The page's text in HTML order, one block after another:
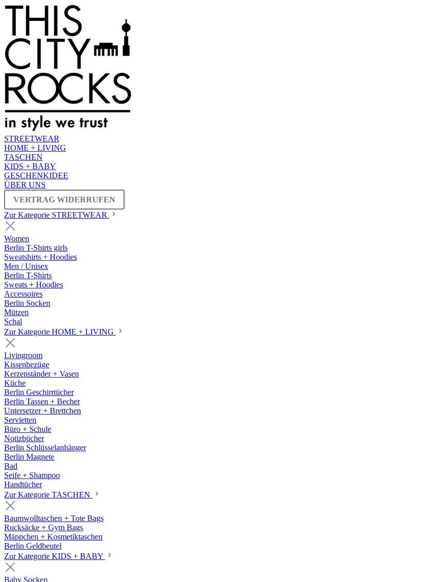
STREETWEAR
HOME + LIVING
TASCHEN
KIDS + BABY
GESCHENKIDEE
ÜBER UNS
VERTRAG WIDERRUFEN
Zur Kategorie STREETWEAR
Women
Berlin T-Shirts girls
Sweatshirts + Hoodies
Men / Unisex
Berlin T-Shirts
Sweats + Hoodies
Accessoires
Berlin Socken
Mützen
Schal
Zur Kategorie HOME + LIVING
Livingroom
Kissenbezüge
Kerzenständer + Vasen
Küche
Berlin Geschirrtücher
Berlin Tassen + Becher
Untersetzer + Brettchen
Servietten
Büro + Schule
Notizbücher
Berlin Schlüsselanhänger
Berlin Magnete
Bad
Seife + Shampoo
Handtücher
Zur Kategorie TASCHEN
Baumwolltaschen + Tote Bags
Rucksäcke + Gym Bags
Mäppchen + Kosmetiktaschen
Berlin Geldbeutel
Zur Kategorie KIDS + BABY
Baby Socken